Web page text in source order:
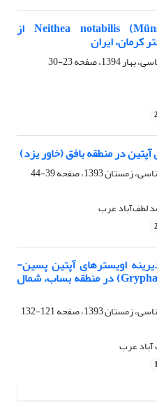
معرفی دوکفه‌ای پکتینید(Münster) Neithea notabilis از
کرمان، ایران
23-30
در منطقه بافق (خاور یزد)
39-44
لطف‌آباد عرب
اویسترهای آپتین پسین-
سنومانین پیشین (خانواده Gryphaeidae) در منطقه بساب، شمال
121-132
آباد عرب